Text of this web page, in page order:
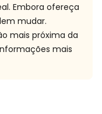
Embora ofereça
mudar.
mais próxima da
mais